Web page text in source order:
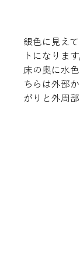
銀色に見え
トになります
床の奥に水
ちらは外部
がりと外周